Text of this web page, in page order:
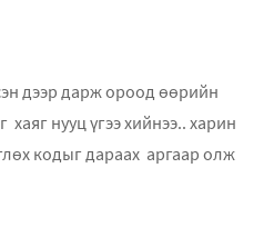
дээр дарж ороод өөрийн
хаяг нууц үгээ хийнээ.. харин
кодыг дараах аргаар олж